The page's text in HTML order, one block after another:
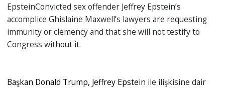
EpsteinConvicted sex offender Jeffrey Epstein’s
accomplice Ghislaine Maxwell’s lawyers are requesting
immunity or clemency and that she will not testify to
Congress without it.
Başkan Donald Trump, Jeffrey Epstein ile ilişkisine dair